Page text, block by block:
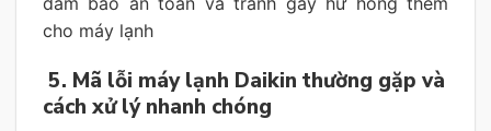
cho máy lạnh
5. Mã lỗi máy lạnh Daikin thường gặp và
cách xử lý nhanh chóng